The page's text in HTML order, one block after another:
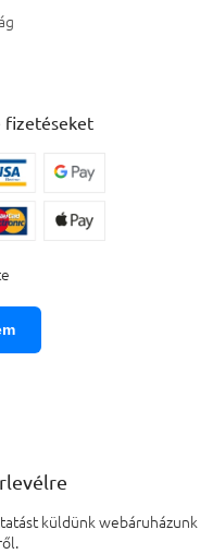
fizetéseket
küldünk webáruházunk